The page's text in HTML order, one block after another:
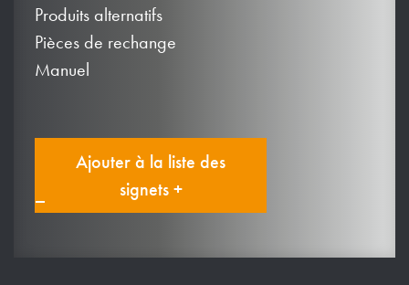
Produits alternatifs
Pièces de rechange
Manuel
Ajouter à la liste des
signets +